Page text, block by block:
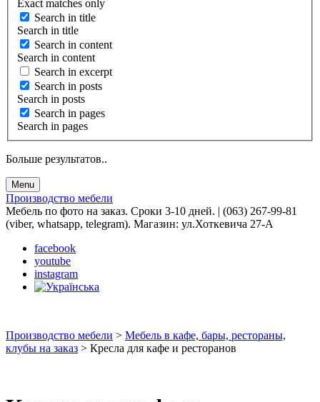
Exact matches only
Search in title
Search in title
Search in content
Search in content
Search in excerpt
Search in posts
Search in posts
Search in pages
Search in pages
Больше результатов..
Menu
Производство мебели
Мебель по фото на заказ. Сроки 3-10 дней. | (063) 267-99-81
(viber, whatsapp, telegram). Магазин: ул.Хоткевича 27-А
facebook
youtube
instagram
Производство мебели > Мебель в кафе, бары, рестораны,
клубы на заказ > Кресла для кафе и ресторанов